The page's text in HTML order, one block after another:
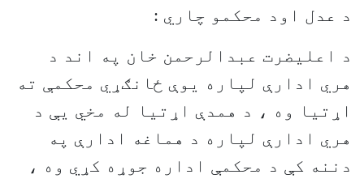
د عدل اود محکمو چاري :
د اعليضرت عبدالرحمن خان په اند د
هري ادارې لپاره يوې ځانګړي محکمې ته
اړتيا وه ، د همدې اړتيا له مخي يې د
هري ادارې لپاره د هماغه ادارې په
دننه کې د محکمې اداره جوړه کړي وه ،